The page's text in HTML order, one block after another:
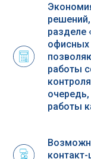
разделе
работы
работы
контакт-